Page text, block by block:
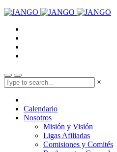
×
Calendario
Nosotros
Misión y Visión
Ligas Afiliadas
Comisiones y Comités